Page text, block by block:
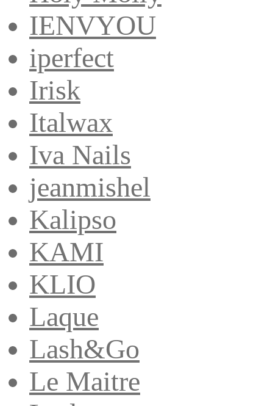
IENVYOU
iperfect
Irisk
Italwax
Iva Nails
jeanmishel
Kalipso
KAMI
KLIO
Laque
Lash&Go
Le Maitre